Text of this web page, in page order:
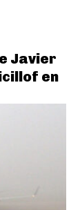
Javier
en